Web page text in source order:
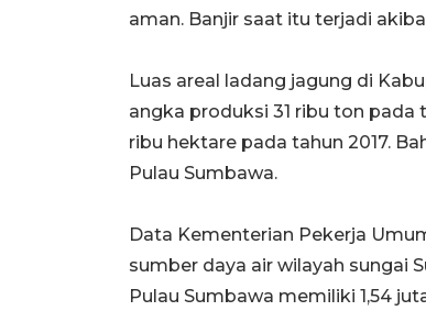
aman. Banjir saat itu terjadi
Luas areal ladang jagung di
angka produksi 31 ribu ton pada
ribu hektare pada tahun 2017.
Pulau Sumbawa.
Data Kementerian Pekerja
sumber daya air wilayah sungai
Pulau Sumbawa memiliki 1,54